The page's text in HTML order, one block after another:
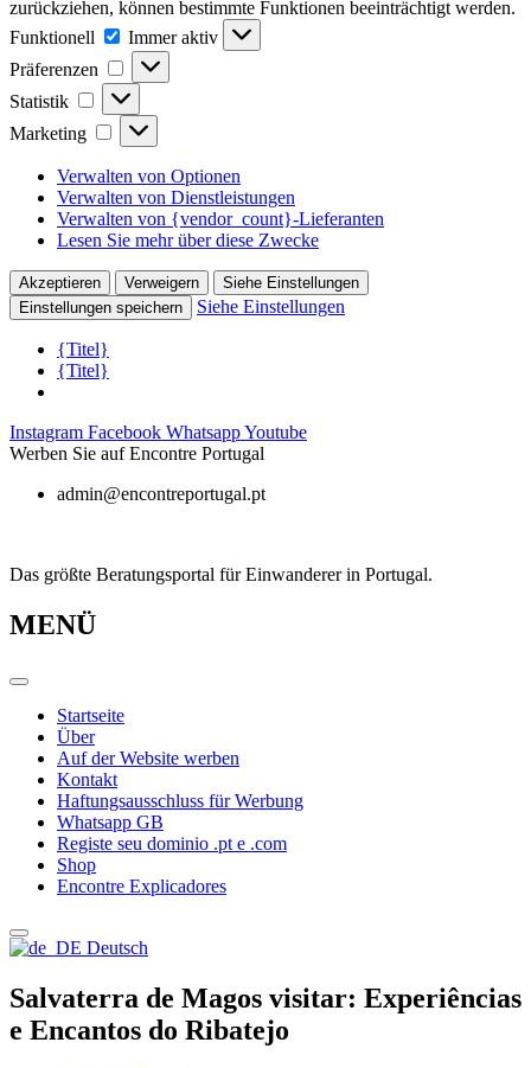
zurückziehen, können bestimmte Funktionen beeinträchtigt werden.
Funktionell
Funktionell
Immer aktiv
Präferenzen
Präferenzen
Statistik Statistik
Marketing Marketing
Verwalten von Optionen
Verwalten von Dienstleistungen
Verwalten von {vendor_count}-Lieferanten
Lesen Sie mehr über diese Zwecke
Akzeptieren Verweigern
Siehe Einstellungen
Einstellungen speichern
Siehe Einstellungen
{Titel}
{Titel}
Zum
Inhalt
Instagram Facebook WhatsappYoutube
Werben Sie auf Encontre Portugal
admin@encontreportugal.pt
Das größte Beratungsportal für Einwanderer in Portugal.
MENÜ
Startseite
Über
Auf der Website werben
Kontakt
Haftungsausschluss für Werbung
Whatsapp GB
Registe seu dominio .pt e .com
Shop
Encontre Explicadores
Deutsch
Salvaterra de Magos visitar: Experiências
e Encantos do Ribatejo